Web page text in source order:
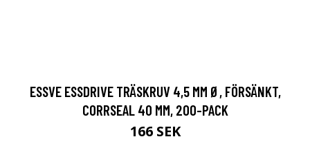
ESSVE ESSDRIVE TRÄSKRUV 4,5 MM Ø, FÖRSÄNKT,
CORRSEAL 40 MM, 200-PACK
166 SEK